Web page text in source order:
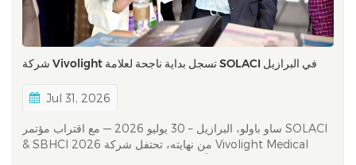
شركة Vivolight تسجل بداية ناجحة لعلامة SOLACI في البرازيل
Jul 31, 2026
ساو باولو، البرازيل – 30 يوليو 2026 — مع اقتراب مؤتمر SOLACI
& SBHCI 2026 من نهايته، تحتفل شركة Vivolight Medical